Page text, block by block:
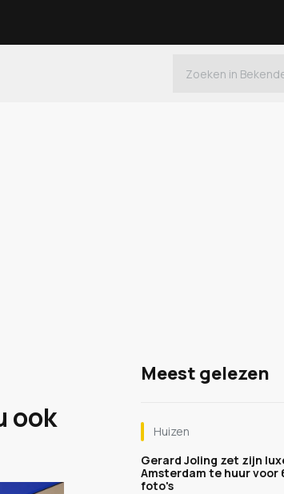
ook
Meest gelezen
Huizen
Gerard Joling zet zijn
Amsterdam te huur voor
foto's